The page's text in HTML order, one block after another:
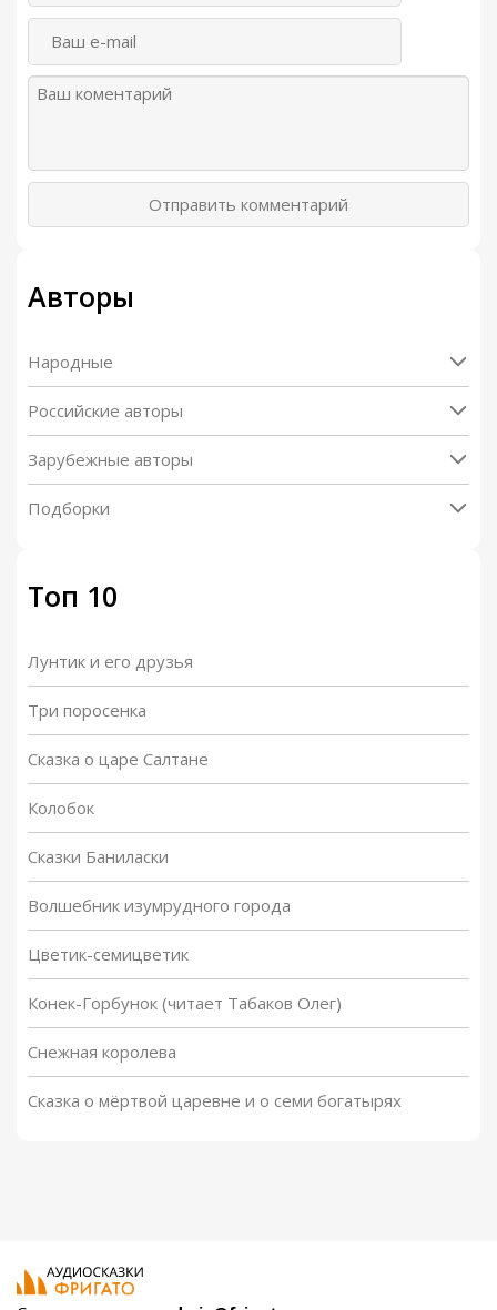
Отправить комментарий
Авторы
Народные
Российские авторы
Зарубежные авторы
Подборки
Топ 10
Лунтик и его друзья
Три поросенка
Сказка о царе Салтане
Колобок
Сказки Баниласки
Волшебник изумрудного города
Цветик-семицветик
Конек-Горбунок (читает Табаков Олег)
Снежная королева
Сказка о мёртвой царевне и о семи богатырях